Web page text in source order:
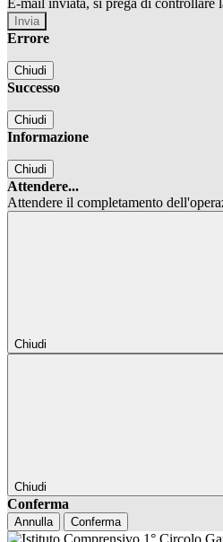
E-mail inviata, si prega di controllare
Errore
Chiudi
Successo
Chiudi
Informazione
Chiudi
Attendere...
Attendere il completamento
Chiudi
Chiudi
Conferma
Annulla Conferma